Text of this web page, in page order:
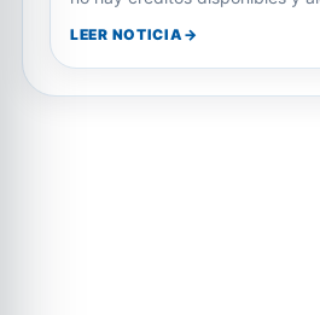
y…
LEER NOTICIA